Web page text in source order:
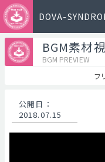
DOVA-
BGM素材
BGM PREVIEW
フ
公開日 ：
2018.07.15